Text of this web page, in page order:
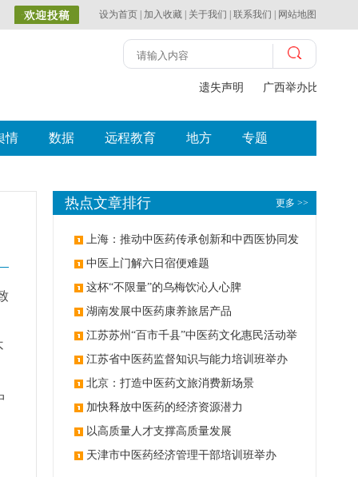
设为首页 加入收藏 关于我们 联系我们 网站地图
遗失声明 广西举办比赛探索
情 数据 远程教育 地方 专题
更多 >>
热点文章排行
上海：推动中医药传承创新和中西医协同发
展 中医上门解六日宿便难题
这杯“不限量”的乌梅饮沁人心脾
湖南发展中医药康养旅居产品
江苏苏州“百市千县”中医药文化惠民活动举
办 江苏省中医药监督知识与能力培训班举办
北京：打造中医药文旅消费新场景
加快释放中医药的经济资源潜力
以高质量人才支撑高质量发展
天津市中医药经济管理干部培训班举办